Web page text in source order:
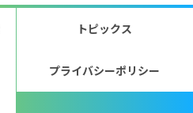
トピックス
プライバシーポリシー